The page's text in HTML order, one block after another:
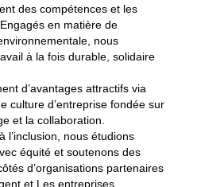
des compétences et les
en matière de
nous
à la fois durable, solidaire
d’avantages attractifs via
culture d’entreprise fondée sur
et la collaboration.
l’inclusion, nous étudions
équité et soutenons des
d’organisations partenaires
et Les entreprises